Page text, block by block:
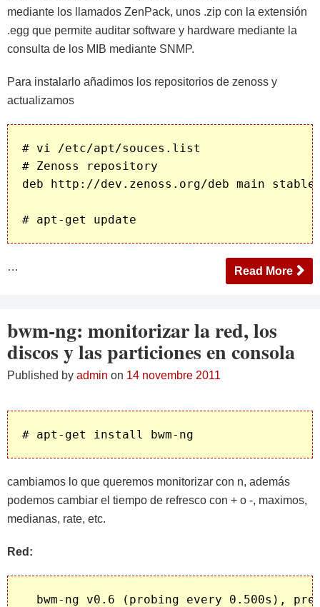
mediante los llamados ZenPack, unos .zip con la extensión
.egg que permite auditar software y hardware mediante la
consulta de los MIB mediante SNMP.
Para instalarlo añadimos los repositorios de zenoss y
actualizamos
# vi /etc/apt/souces.list
# Zenoss repository
deb http://dev.zenoss.org/deb main stable
… Read More
bwm-ng: monitorizar la red, los
discos y las particiones en consola
Published by admin on 14 novembre 2011
cambiamos lo que queremos monitorizar con n, además
podemos cambiar el tiempo de refresco con + o -, maximos,
medianas, rate, etc.
Red:
bwm-ng v0.6 (probing every 0.500s),